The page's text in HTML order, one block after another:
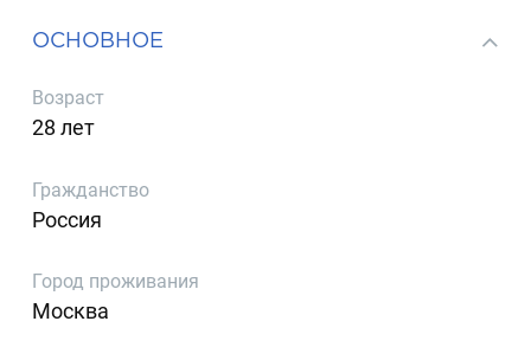
ОСНОВНОЕ
Возраст
28 лет
Гражданство
Россия
Город проживания
Москва